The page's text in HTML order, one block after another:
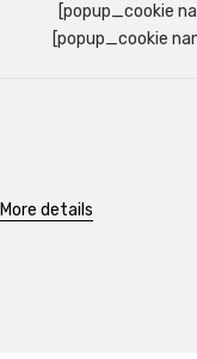
[popup_cookie
[popup_cookie
More details